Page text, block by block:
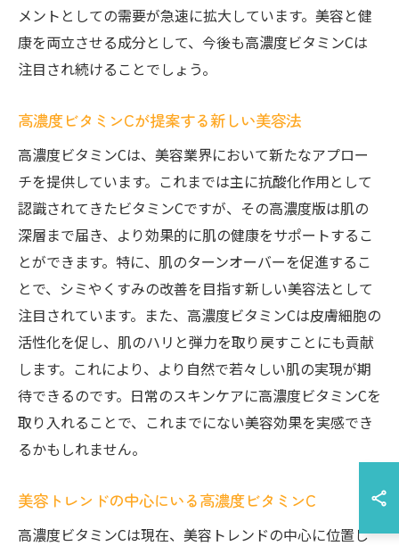
メントとしての需要が急速に拡大しています。美容と健
康を両立させる成分として、今後も高濃度ビタミンCは
注目され続けることでしょう。
高濃度ビタミンCが提案する新しい美容法
高濃度ビタミンCは、美容業界において新たなアプロー
チを提供しています。これまでは主に抗酸化作用として
認識されてきたビタミンCですが、その高濃度版は肌の
深層まで届き、より効果的に肌の健康をサポートするこ
とができます。特に、肌のターンオーバーを促進するこ
とで、シミやくすみの改善を目指す新しい美容法として
注目されています。また、高濃度ビタミンCは皮膚細胞の
活性化を促し、肌のハリと弾力を取り戻すことにも貢献
します。これにより、より自然で若々しい肌の実現が期
待できるのです。日常のスキンケアに高濃度ビタミンCを
取り入れることで、これまでにない美容効果を実感でき
るかもしれません。
美容トレンドの中心にいる高濃度ビタミンC
高濃度ビタミンCは現在、美容トレンドの中心に位置し